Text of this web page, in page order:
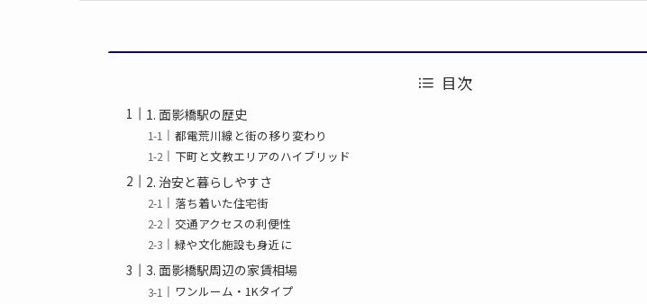
目次
1. 面影橋駅の歴史
都電荒川線と街の移り変わり
下町と文教エリアのハイブリッド
2. 治安と暮らしやすさ
落ち着いた住宅街
交通アクセスの利便性
緑や文化施設も身近に
3. 面影橋駅周辺の家賃相場
ワンルーム・1Kタイプ